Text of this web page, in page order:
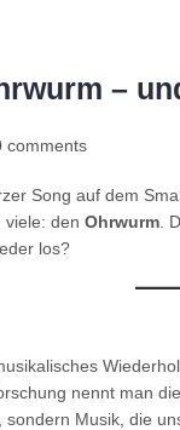
–
comments
Song auf dem
viele: den Ohrwurm .
los?
nennt man
Musik, die